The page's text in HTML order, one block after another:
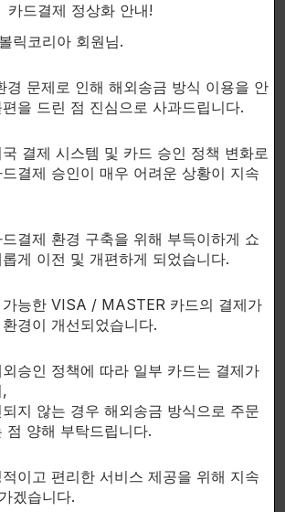
2캡슐 초과 금지
에는 사이클 보조제 사용(Cycle
: 60캡슐
이 닿지 않는 곳에 보관하세요.
와 상담 후 섭취하세요.
시 2주 전 복용 중단 권장
품
은 건강보조식품이며, 질병
료, 완화 또는 예방하는 의약
카드결제 정상화 안내!
릭코리아 회원님.
경 문제로 인해 해외송금 방식 이용을 안
을 드린 점 진심으로 사과드립니다.
결제 시스템 및 카드 승인 정책 변화로
결제 승인이 매우 어려운 상황이 지속
결제 환경 구축을 위해 부득이하게 쇼
게 이전 및 개편하게 되었습니다.
능한 VISA / MASTER 카드의 결제가
경이 개선되었습니다.
승인 정책에 따라 일부 카드는 결제가
지 않는 경우 해외송금 방식으로 주문
점 양해 부탁드립니다.
이고 편리한 서비스 제공을 위해 지속
겠습니다.